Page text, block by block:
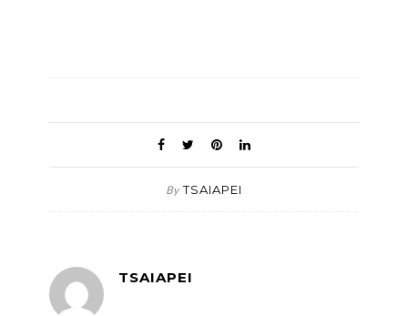
By TSAIAPEI
TSAIAPEI